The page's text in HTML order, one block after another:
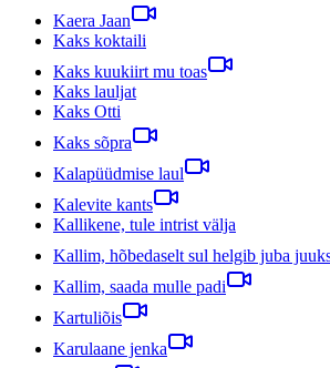
Kaera Jaan
Kaks koktaili
Kaks kuukiirt mu toas
Kaks lauljat
Kaks Otti
Kaks sõpra
Kalapüüdmise laul
Kalevite kants
Kallikene, tule intrist välja
Kallim, hõbedaselt sul helgib juba
Kallim, saada mulle padi
Kartuliõis
Karulaane jenka